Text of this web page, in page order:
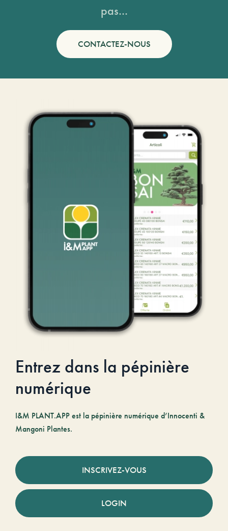
pas...
CONTACTEZ-NOUS
Entrez dans la pépinière
numérique
I&M PLANT.APP est la pépinière numérique d’Innocenti &
Mangoni Plantes.
INSCRIVEZ-VOUS
LOGIN